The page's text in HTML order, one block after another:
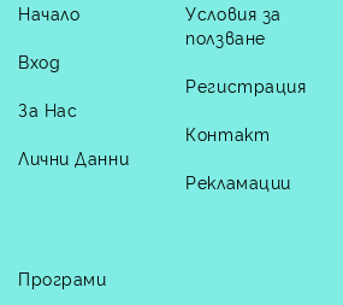
Начало
Вход
За Нас
Лични Данни
Условия за
ползване
Регистрация
Контакт
Рекламации
Програми